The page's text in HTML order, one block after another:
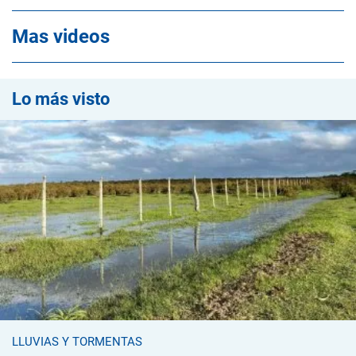
Mas videos
Lo más visto
LLUVIAS Y TORMENTAS